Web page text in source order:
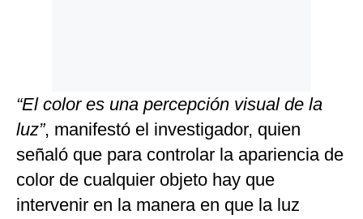
“El color es una percepción visual de la
luz”, manifestó el investigador, quien
señaló que para controlar la apariencia de
color de cualquier objeto hay que
intervenir en la manera en que la luz